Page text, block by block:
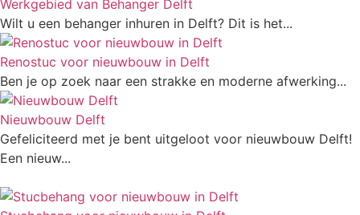
Werkgebied van Behanger Delft
Wilt u een behanger inhuren in Delft? Dit is het...
Renostuc voor nieuwbouw in Delft
Ben je op zoek naar een strakke en moderne afwerking...
Nieuwbouw Delft
Gefeliciteerd met je bent uitgeloot voor nieuwbouw Delft!
Een nieuw...